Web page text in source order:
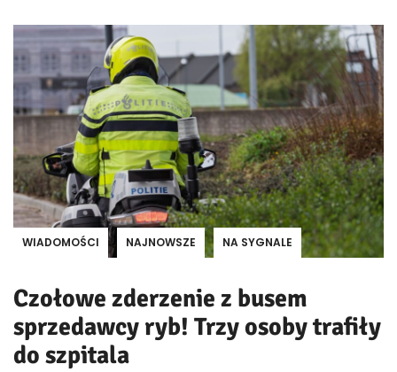
WIADOMOŚCI NAJNOWSZE NA SYGNALE
Czołowe zderzenie z busem
sprzedawcy ryb! Trzy osoby trafiły
do szpitala